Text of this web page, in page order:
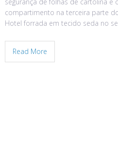
compartimento na terceira parte
Hotel forrada em tecido seda no
Read More